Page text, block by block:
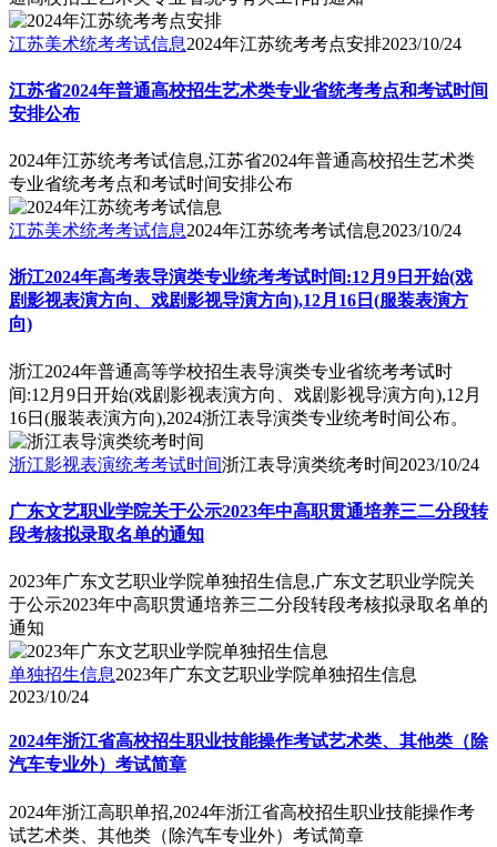
江苏美术统考考试信息2024年江苏统考考点安排2023/10/24
江苏省2024年普通高校招生艺术类专业省统考考点和考试时间
安排公布
2024年江苏统考考试信息,江苏省2024年普通高校招生艺术类
专业省统考考点和考试时间安排公布
江苏美术统考考试信息2024年江苏统考考试信息2023/10/24
浙江2024年高考表导演类专业统考考试时间:12月9日开始(戏
剧影视表演方向、戏剧影视导演方向),12月16日(服装表演方
向)
浙江2024年普通高等学校招生表导演类专业省统考考试时
间:12月9日开始(戏剧影视表演方向、戏剧影视导演方向),12月
16日(服装表演方向),2024浙江表导演类专业统考时间公布。
浙江影视表演统考考试时间浙江表导演类统考时间2023/10/24
广东文艺职业学院关于公示2023年中高职贯通培养三二分段转
段考核拟录取名单的通知
2023年广东文艺职业学院单独招生信息,广东文艺职业学院关
于公示2023年中高职贯通培养三二分段转段考核拟录取名单的
通知
单独招生信息2023年广东文艺职业学院单独招生信息
2023/10/24
2024年浙江省高校招生职业技能操作考试艺术类、其他类（除
汽车专业外）考试简章
2024年浙江高职单招,2024年浙江省高校招生职业技能操作考
试艺术类、其他类（除汽车专业外）考试简章